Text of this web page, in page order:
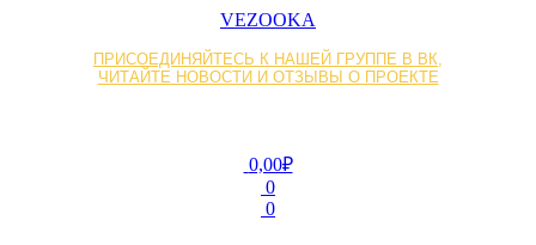
VEZOOKA
ПРИСОЕДИНЯЙТЕСЬ К НАШЕЙ ГРУППЕ В ВК,
ЧИТАЙТЕ НОВОСТИ И ОТЗЫВЫ О ПРОЕКТЕ
0,00₽
0
0